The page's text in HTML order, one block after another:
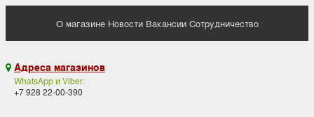
О магазине Новости Вакансии Сотрудничество
 Адреса магазинов
WhatsApp и Viber:
+7 928 22-00-390